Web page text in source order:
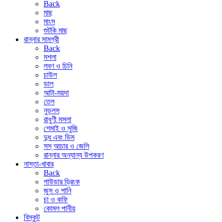
Back
মাছ
মাংস
শুটকি মাছ
রান্নার সামগ্রী
Back
মশলা
লবণ ও চিনি
চাউল
ডাল
আটা-ময়দা
তেল
নুডলস
রাধুণী মসলা
শেমাই ও সুজি
দুধ এবং ডিম
সস্ আচার ও জেলি
রান্নার অন্যান্য উপকরণ
নাস্তা-খাবার
Back
পাউডার ড্রিংক
জুস ও পানি
চা ও কফি
কোমল পানীয়
বিস্কুট